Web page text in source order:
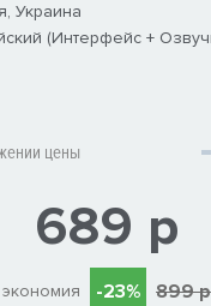
Украина
(Интерфейс +
цены
689 р
экономия -23% 899 р